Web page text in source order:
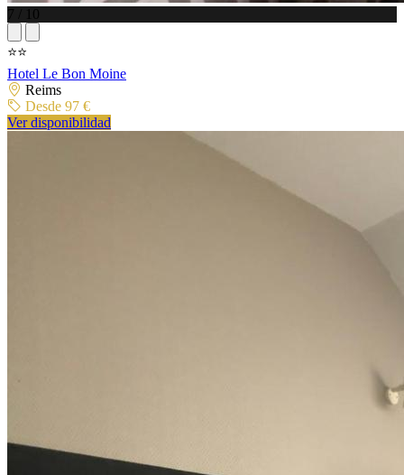
7 / 10
⭐⭐
Hotel Le Bon Moine
Reims
Desde 97 €
Ver disponibilidad